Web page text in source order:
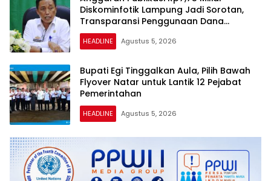
Diskominfotik Lampung Jadi Sorotan,
Transparansi Penggunaan Dana
Dipertanyakan
HEADLINE Agustus 5, 2026
Bupati Egi Tinggalkan Aula, Pilih Bawah
Flyover Natar untuk Lantik 12 Pejabat
Pemerintahan
HEADLINE Agustus 5, 2026
HARIAN
PEWARTA